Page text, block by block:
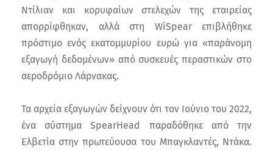
Ντίλιαν και κορυφαίων στελεχών της εταιρείας
απορρίφθηκαν, αλλά στη WiSpear επιβλήθηκε
πρόστιμο ενός εκατομμυρίου ευρώ για «παράνομη
εξαγωγή δεδομένων» από συσκευές περαστικών στο
αεροδρόμιο Λάρνακας.
Τα αρχεία εξαγωγών δείχνουν ότι τον Ιούνιο του 2022,
ένα σύστημα SpearHead παραδόθηκε από την
Ελβετία στην πρωτεύουσα του Μπαγκλαντές, Ντάκα.